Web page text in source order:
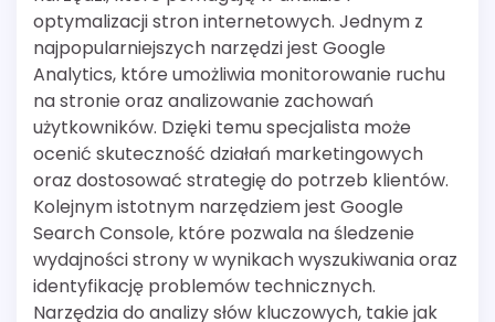
optymalizacji stron internetowych. Jednym z
najpopularniejszych narzędzi jest Google
Analytics, które umożliwia monitorowanie ruchu
na stronie oraz analizowanie zachowań
użytkowników. Dzięki temu specjalista może
ocenić skuteczność działań marketingowych
oraz dostosować strategię do potrzeb klientów.
Kolejnym istotnym narzędziem jest Google
Search Console, które pozwala na śledzenie
wydajności strony w wynikach wyszukiwania oraz
identyfikację problemów technicznych.
Narzędzia do analizy słów kluczowych, takie jak